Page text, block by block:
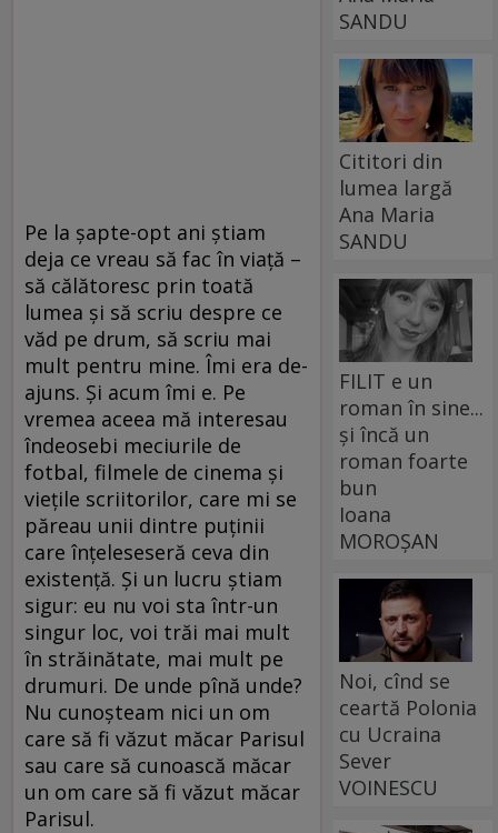
Pe la șapte-opt ani știam
deja ce vreau să fac în viață –
să călătoresc prin toată
lumea și să scriu despre ce
văd pe drum, să scriu mai
mult pentru mine. Îmi era de-
ajuns. Și acum îmi e. Pe
vremea aceea mă interesau
îndeosebi meciurile de
fotbal, filmele de cinema și
viețile scriitorilor, care mi se
păreau unii dintre puținii
care înțeleseseră ceva din
existență. Și un lucru știam
sigur: eu nu voi sta într-un
singur loc, voi trăi mai mult
în străinătate, mai mult pe
drumuri. De unde pînă unde?
Nu cunoșteam nici un om
care să fi văzut măcar Parisul
sau care să cunoască măcar
un om care să fi văzut măcar
Parisul.
SANDU
Cititori din
lumea largă
Ana Maria
SANDU
FILIT e un
roman în sine...
și încă un
roman foarte
bun
Ioana
MOROȘAN
Noi, cînd se
ceartă Polonia
cu Ucraina
Sever
VOINESCU